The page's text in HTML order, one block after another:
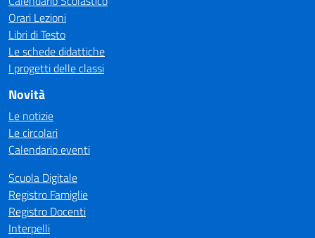
Orari Lezioni
Libri di Testo
Le schede didattiche
I progetti delle classi
Novità
Le notizie
Le circolari
Calendario eventi
Scuola Digitale
Registro Famiglie
Registro Docenti
Interpelli